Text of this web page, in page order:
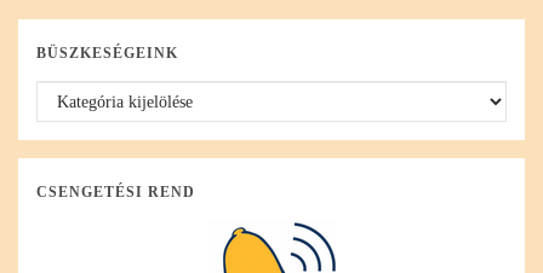
BÜSZKESÉGEINK
CSENGETÉSI REND